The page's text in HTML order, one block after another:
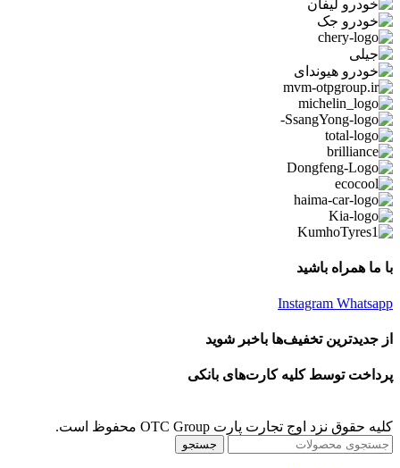
با ما همراه باشید
Instagram Whatsapp
از جدیدترین تخفیف‌ها باخبر شوید
پرداخت توسط کلیه کارت‌های بانکی
کلیه حقوق نزد اوج تجارت پارت OTC Group محفوظ است.
جستجو